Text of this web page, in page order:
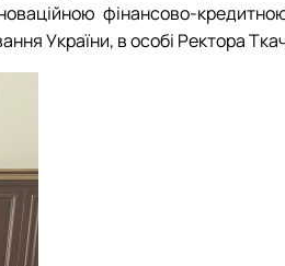
фінансово-
України, в особі Ректора